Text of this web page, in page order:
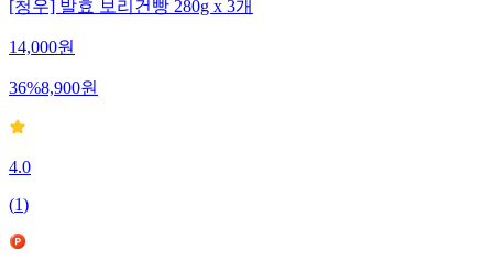
[청우] 발효 보리건빵 280g x 3개
14,000원
36%8,900원
4.0
(1)